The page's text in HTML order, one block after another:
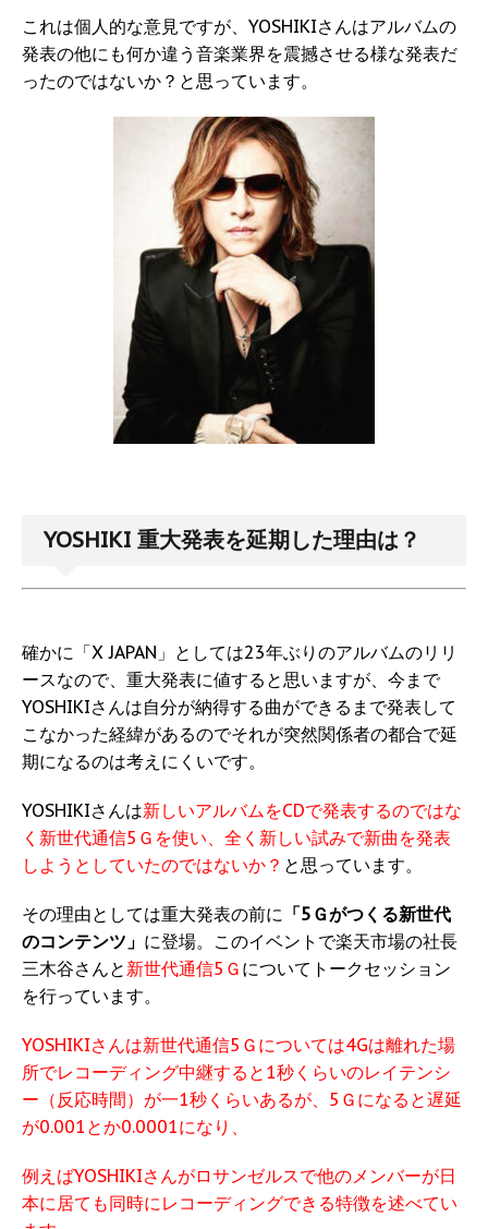
これは個人的な意見ですが、YOSHIKIさんはアルバムの
発表の他にも何か違う音楽業界を震撼させる様な発表だ
ったのではないか？と思っています。
YOSHIKI 重大発表を延期した理由は？
確かに「X JAPAN」としては23年ぶりのアルバムのリリ
ースなので、重大発表に値すると思いますが、今まで
YOSHIKIさんは自分が納得する曲ができるまで発表して
こなかった経緯があるのでそれが突然関係者の都合で延
期になるのは考えにくいです。
YOSHIKIさんは新しいアルバムをCDで発表するのではな
く新世代通信5Ｇを使い、全く新しい試みで新曲を発表
しようとしていたのではないか？ と思っています。
その理由としては重大発表の前に 「5Ｇがつくる新世代
のコンテンツ」 に登場。このイベントで楽天市場の社長
三木谷さんと 新世代通信5Ｇ についてトークセッション
を行っています。
YOSHIKIさんは新世代通信5Ｇについては4Gは離れた場
所でレコーディング中継すると1秒くらいのレイテンシ
ー（反応時間）が一1秒くらいあるが、5Ｇになると遅延
が0.001とか0.0001になり、
例えばYOSHIKIさんがロサンゼルスで他のメンバーが日
本に居ても同時にレコーディングできる特徴を述べてい